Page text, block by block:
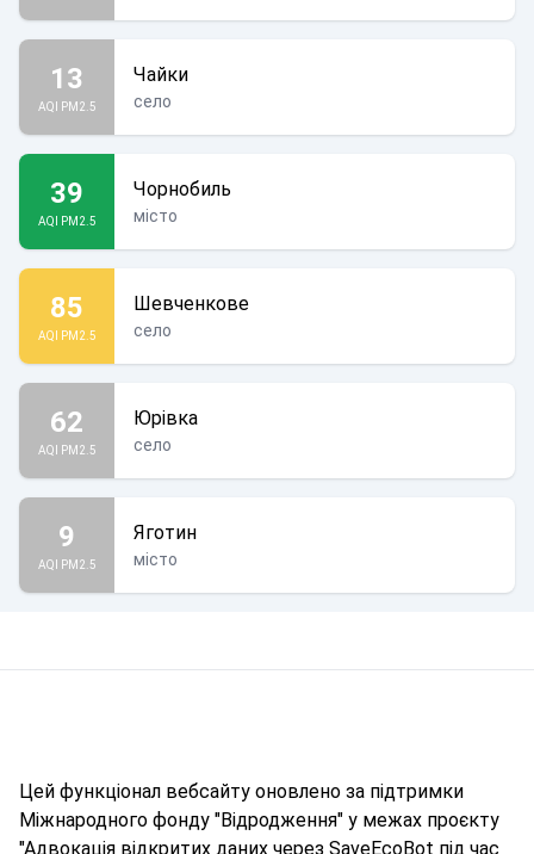
13
AQI PM2.5
Чайки
село
39
AQI PM2.5
Чорнобиль
місто
85
AQI PM2.5
Шевченкове
село
62
AQI PM2.5
Юрівка
село
9
AQI PM2.5
Яготин
місто
Цей функціонал вебсайту оновлено за підтримки
Міжнародного фонду "Відродження" у межах проєкту
"Адвокація відкритих даних через SaveEcoBot під час